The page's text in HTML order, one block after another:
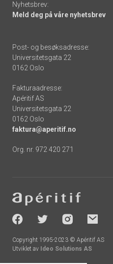
Nyhetsbrev:
Meld deg på våre nyhetsbrev
Post- og besøksadresse:
Universitetsgata 22
0162 Oslo
Fakturaadresse:
Apéritif AS
Universitetsgata 22
0162 Oslo
faktura@aperitif.no
Org. nr. 972 420 271
-
socials
Copyright 1995-2023 © Apéritif AS
Utviklet av Ideo Solutions AS